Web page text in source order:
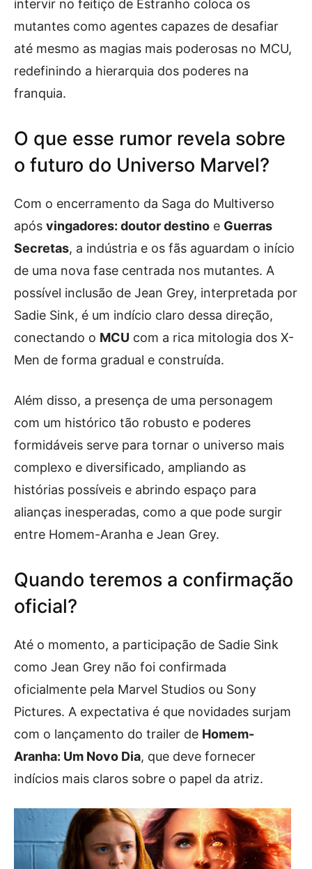
intervir no feitiço de Estranho coloca os
mutantes como agentes capazes de desafiar
até mesmo as magias mais poderosas no MCU,
redefinindo a hierarquia dos poderes na
franquia.
O que esse rumor revela sobre
o futuro do Universo Marvel?
Com o encerramento da Saga do Multiverso
após vingadores: doutor destino e Guerras
Secretas, a indústria e os fãs aguardam o início
de uma nova fase centrada nos mutantes. A
possível inclusão de Jean Grey, interpretada por
Sadie Sink, é um indício claro dessa direção,
conectando o MCU com a rica mitologia dos X-
Men de forma gradual e construída.
Além disso, a presença de uma personagem
com um histórico tão robusto e poderes
formidáveis serve para tornar o universo mais
complexo e diversificado, ampliando as
histórias possíveis e abrindo espaço para
alianças inesperadas, como a que pode surgir
entre Homem-Aranha e Jean Grey.
Quando teremos a confirmação
oficial?
Até o momento, a participação de Sadie Sink
como Jean Grey não foi confirmada
oficialmente pela Marvel Studios ou Sony
Pictures. A expectativa é que novidades surjam
com o lançamento do trailer de Homem-
Aranha: Um Novo Dia, que deve fornecer
indícios mais claros sobre o papel da atriz.